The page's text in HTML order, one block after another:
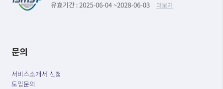
문의
서비스소개서 신청
도입문의